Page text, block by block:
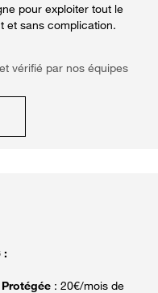
pour exploiter tout le
et sans complication.
vérifié par nos équipes
:
: 20€/mois de